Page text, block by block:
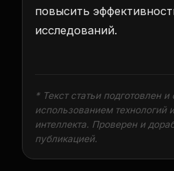
повысить
исследований.
* Текст статьи подготовлен и
использованием технологий
интеллекта. Проверен и
публикацией.